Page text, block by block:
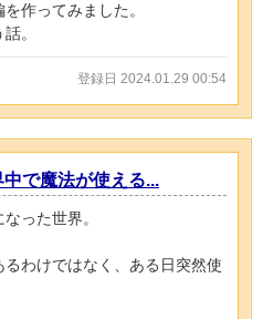
作ってみました。
。
登録日 2024.01.29 00:54
で魔法が使える...
った世界。
わけではなく、ある日突然使